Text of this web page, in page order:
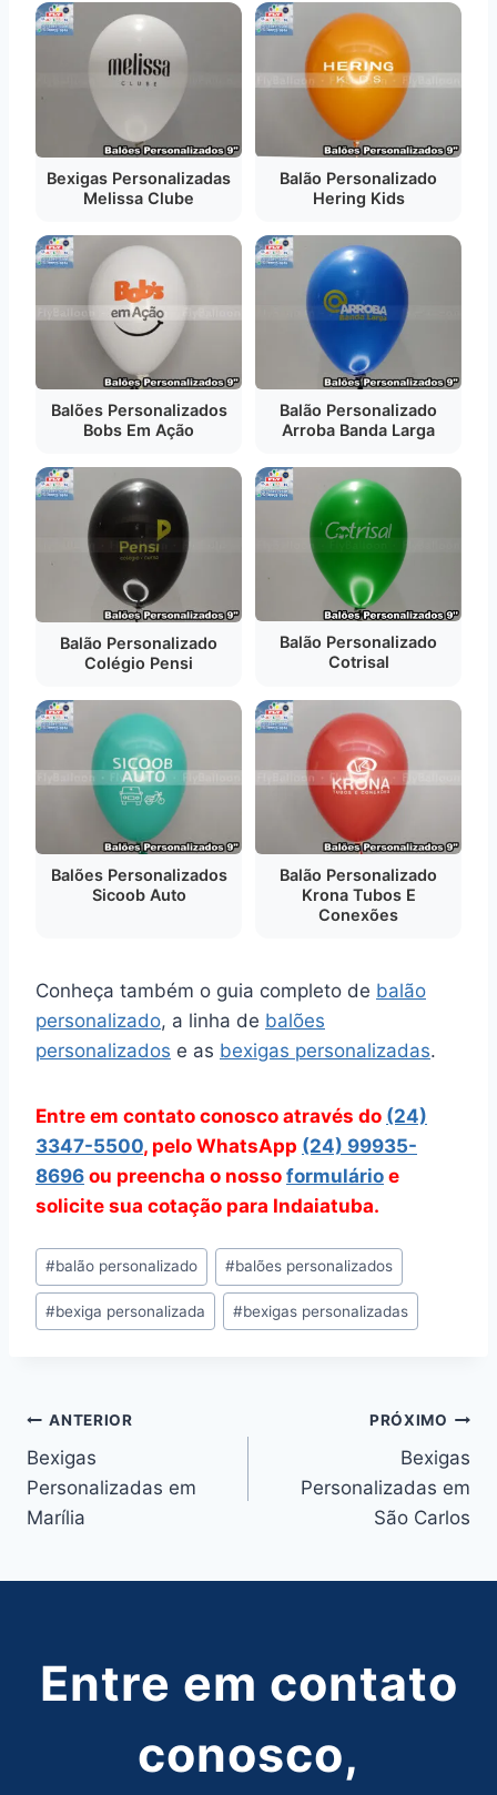
Bexigas Personalizadas
Melissa Clube
Balão Personalizado
Hering Kids
Balões Personalizados
Bobs Em Ação
Balão Personalizado
Arroba Banda Larga
Balão Personalizado
Colégio Pensi
Balão Personalizado
Cotrisal
Balões Personalizados
Sicoob Auto
Balão Personalizado
Krona Tubos E
Conexões
Conheça também o guia completo de balão
personalizado, a linha de balões
personalizados e as bexigas personalizadas.
Entre em contato conosco através do (24)
3347-5500, pelo WhatsApp (24) 99935-
8696 ou preencha o nosso formulário e
solicite sua cotação para Indaiatuba.
Tags
do
Post:
#balão personalizado #balões personalizados
#bexiga personalizada #bexigas personalizadas
Navegação
de
Post
ANTERIOR
Bexigas
Personalizadas em
Marília
PRÓXIMO
Bexigas
Personalizadas em
São Carlos
Entre em contato
conosco,